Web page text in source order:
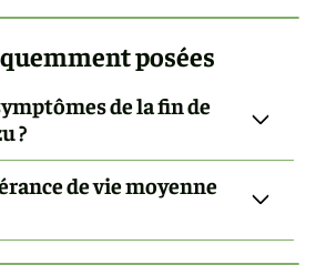
posées
de la fin de
?
de vie moyenne